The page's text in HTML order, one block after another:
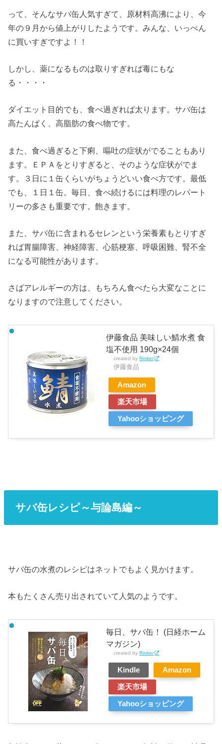
って、そんなサバ缶人気すぎて、原材料高沸により、今
年の９月から値上がりしたようです。みんな、いっぺん
に買いすぎですよ！！
しかし、薬になるものは取りすぎれば毒にもな
る・・・・
ダイエット目的でも、食べ過ぎれば太ります。サバ缶は
高たんぱく、高脂肪の食べ物です。
また、食べ過ぎると下痢、嘔吐の症状がでることもあり
ます。ＥＰＡをとりすぎると、そのような症状がでま
す。３日に１缶くらいがちょうどいい食べ方です。最低
でも、１日１缶。毎日、食べ続けるには料理のレパート
リーの多さも重要です。飽きます。
また、サバ缶に含まれるセレンという栄養素もとりすぎ
れば胃腸障害、神経障害、心筋梗塞、呼吸困難、腎不全
になる可能性があります。
さばアレルギーの方は、もちろん食べたら大変なことに
なりますので注意してください。
伊藤食品 美味しい鯖水煮 食
塩不使用 190g×24個
created byRinker
伊藤食品
Amazon
楽天市場
Yahooショッピング
サバ缶レシピ～与論島編～
サバ缶の水煮のレシピはネットでもよく見かけます。
本もたくさん売り出されていて人気のようです。
毎日、サバ缶！ (日経ホーム
マガジン)
created byRinker
Kindle Amazon
楽天市場
Yahooショッピング